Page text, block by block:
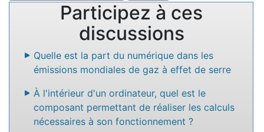
Participez à ces
discussions
Quelle est la part du numérique dans les
émissions mondiales de gaz à effet de serre
À l'intérieur d'un ordinateur, quel est le
composant permettant de réaliser les calculs
nécessaires à son fonctionnement ?